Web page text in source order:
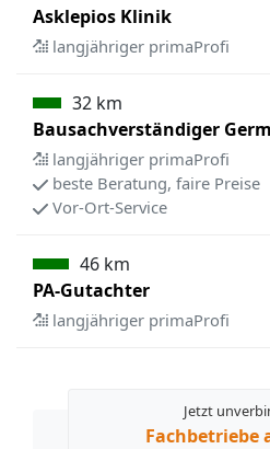
Asklepios Klinik
langjähriger primaProfi
32 km
Bausachverständiger
langjähriger primaProfi
beste Beratung, faire Preise
Vor-Ort-Service
46 km
PA-Gutachter
langjähriger primaProfi
Jetzt
Fachbetriebe